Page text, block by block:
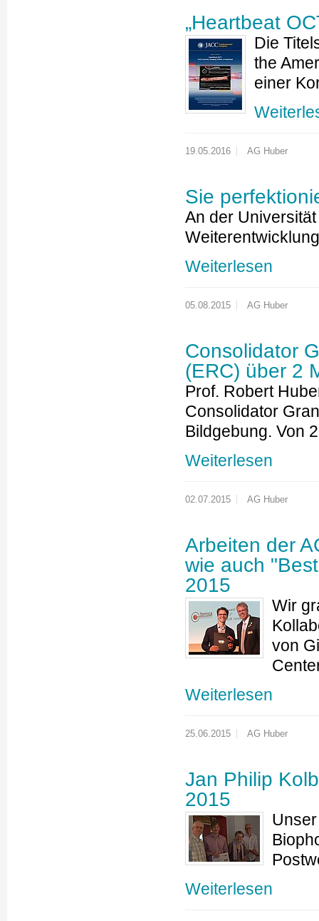
„Heartbeat
Die
the
einer
19.05.2016 AG Huber
Sie
An der
Weiterlesen
05.08.2015 AG Huber
Consolidator
(ERC) über 2
Prof. Robert
Consolidator
Bildgebung. Von
Weiterlesen
02.07.2015 AG Huber
Arbeiten der
wie auch
2015
Wir
von
Weiterlesen
25.06.2015 AG Huber
Jan Philip
2015
Weiterlesen